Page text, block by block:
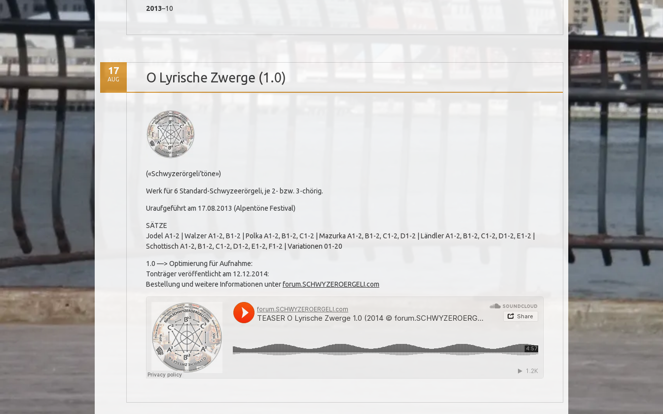
2013–10
17
AUG O Lyrische Zwerge (1.0)
(«Schwyzerörgeli’töne»)
Werk für 6 Standard-Schwyzeerörgeli, je 2- bzw. 3-chörig.
Uraufgeführt am 17.08.2013 (Alpentöne Festival)
SÄTZE
Jodel A1-2 | Walzer A1-2, B1-2 | Polka A1-2, B1-2, C1-2 | Mazurka A1-2, B1-2, C1-2, D1-2 | Ländler A1-2, B1-2, C1-2, D1-2, E1-2 |
Schottisch A1-2, B1-2, C1-2, D1-2, E1-2, F1-2 | Variationen 01-20
1.0 —> Optimierung für Aufnahme:
Tonträger veröffentlicht am 12.12.2014:
Bestellung und weitere Informationen unterforum.SCHWYZEROERGELI.com